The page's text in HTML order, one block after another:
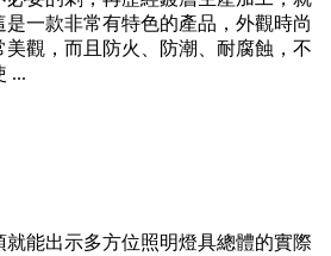
一款非常有特色的產品，外觀時尚
美觀，而且防火、防潮、耐腐蝕，不
...
就能出示多方位照明燈具總體的實際